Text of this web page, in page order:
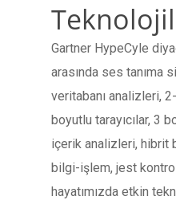
Gartner HypeCyle
arasında ses tanıma
veritabanı analizleri,
boyutlu tarayıcılar, 3
içerik analizleri, hibrit
bilgi-işlem, jest
hayatımızda etkin